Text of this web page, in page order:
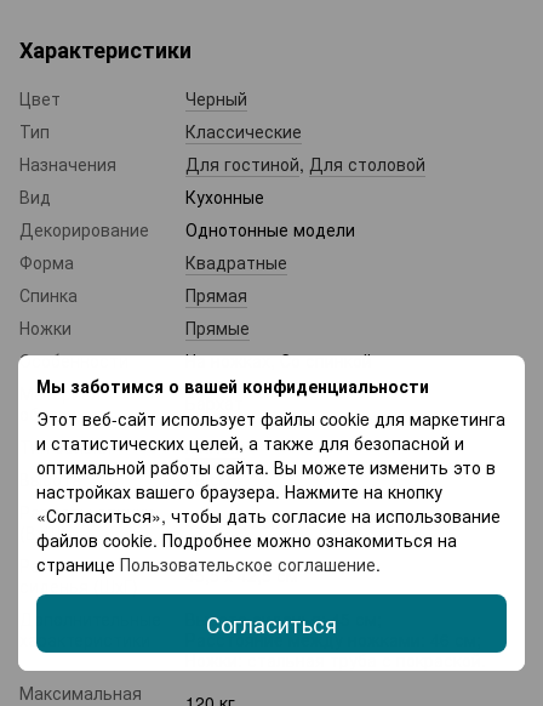
Мы заботимся о вашей конфиденциальности
Этот веб-сайт использует файлы cookie для маркетинга
и статистических целей, а также для безопасной и
оптимальной работы сайта. Вы можете изменить это в
настройках вашего браузера. Нажмите на кнопку
«Согласиться», чтобы дать согласие на использование
файлов cookie. Подробнее можно ознакомиться на
странице Пользовательское соглашение.
Согласиться
Характеристики
Цвет
Черный
Тип
Классические
Назначения
Для гостиной, Для столовой
Вид
Кухонные
Декорирование
Однотонные модели
Форма
Квадратные
Спинка
Прямая
Ножки
Прямые
Особенности
На ножках, Со спинкой
Материал
обивки
Тип обивки
Мягкий
Высота
79 см
Размеры спинки
(ВхШ)
43 х 45,5 см
Размеры
45,5 х 42,5 см
характеристики
Высота сиденья: 45 см;
Расстояние между ножками: 46 см;
Ножки: стальная труба с покраской.
Максимальная